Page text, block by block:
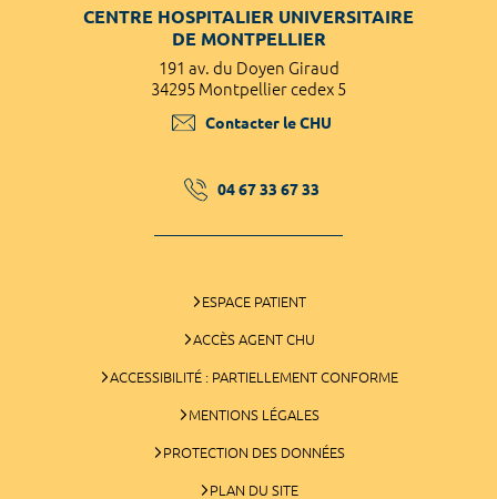
CENTRE HOSPITALIER UNIVERSITAIRE
DE MONTPELLIER
191 av. du Doyen Giraud
34295 Montpellier cedex 5
Contacter le CHU
04 67 33 67 33
ESPACE PATIENT
ACCÈS AGENT CHU
ACCESSIBILITÉ : PARTIELLEMENT CONFORME
MENTIONS LÉGALES
PROTECTION DES DONNÉES
PLAN DU SITE